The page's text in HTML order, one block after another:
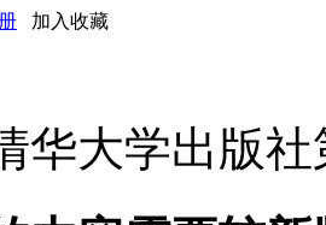
加入收藏
华大学出版